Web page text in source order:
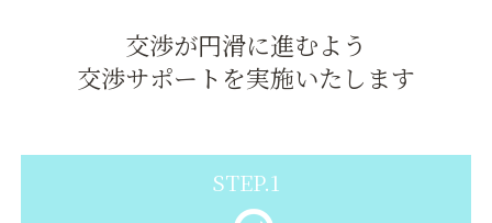
交渉が円滑に進むよう
交渉サポートを実施いたします
STEP.1